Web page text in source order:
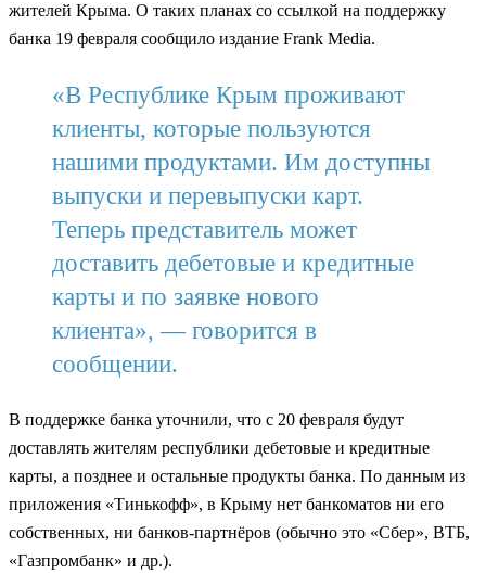
жителей Крыма. О таких планах со ссылкой на поддержку
банка 19 февраля сообщило издание Frank Media.
«В Республике Крым проживают
клиенты, которые пользуются
нашими продуктами. Им доступны
выпуски и перевыпуски карт.
Теперь представитель может
доставить дебетовые и кредитные
карты и по заявке нового
клиента», — говорится в
сообщении.
В поддержке банка уточнили, что с 20 февраля будут
доставлять жителям республики дебетовые и кредитные
карты, а позднее и остальные продукты банка. По данным из
приложения «Тинькофф», в Крыму нет банкоматов ни его
собственных, ни банков-партнёров (обычно это «Сбер», ВТБ,
«Газпромбанк» и др.).